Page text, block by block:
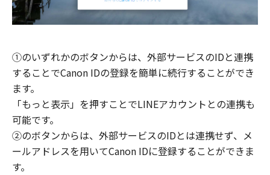
①のいずれかのボタンからは、外部サービスのIDと連携
することでCanon IDの登録を簡単に続行することができ
ます。
「もっと表示」を押すことでLINEアカウントとの連携も
可能です。
②のボタンからは、外部サービスのIDとは連携せず、メ
ールアドレスを用いてCanon IDに登録することができま
す。